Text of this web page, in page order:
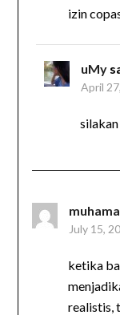
izin
uMy
April
silakan
July 15,
ketika
realistis,